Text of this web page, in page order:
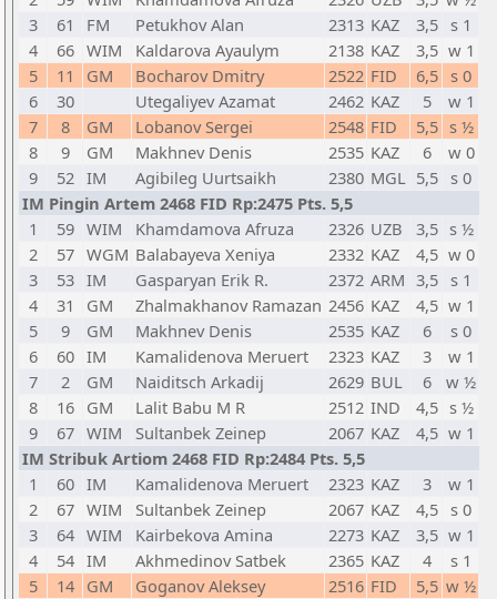
3
61 FM Petukhov Alan 2313 KAZ 3,5
s 1
4
66 WIM Kaldarova Ayaulym 2138 KAZ 3,5 w 1
5
11 GM Bocharov Dmitry 2522 FID 6,5 s 0
6
30 Utegaliyev Azamat 2462 KAZ 5
w 1
7
8 GM Lobanov Sergei 2548 FID 5,5 s ½
8
9 GM Makhnev Denis 2535 KAZ 6
w 0
9
52 IM Agibileg Uurtsaikh 2380 MGL 5,5
s 0
IM Pingin Artem 2468 FID Rp:2475 Pts. 5,5
1
59 WIM Khamdamova Afruza 2326 UZB 3,5 s ½
2
57 WGM Balabayeva Xeniya 2332 KAZ 4,5 w 0
3
53 IM Gasparyan Erik R. 2372 ARM 3,5
s 1
4
31 GM Zhalmakhanov Ramazan 2456 KAZ 4,5 w 1
5
9 GM Makhnev Denis 2535 KAZ 6
s 0
6
60 IM Kamalidenova Meruert 2323 KAZ 3
w 1
7
2 GM Naiditsch Arkadij 2629 BUL 6
w ½
8
16 GM Lalit Babu M R 2512 IND 4,5 s ½
9
67 WIM Sultanbek Zeinep 2067 KAZ 4,5 w 1
IM Stribuk Artiom 2468 FID Rp:2484 Pts. 5,5
1
60 IM Kamalidenova Meruert 2323 KAZ 3
w 1
2
67 WIM Sultanbek Zeinep 2067 KAZ 4,5 s 0
3
64 WIM Kairbekova Amina 2273 KAZ 3,5 w 1
4
54 IM Akhmedinov Satbek 2365 KAZ 4
s 1
5
14 GM Goganov Aleksey 2516 FID 5,5 w ½